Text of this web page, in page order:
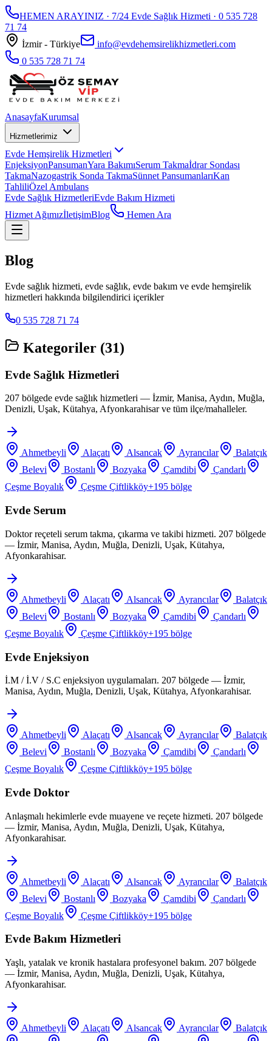
HEMEN ARAYINIZ · 7/24 Evde Sağlık Hizmeti · 0 535 728
71 74
İzmir - Türkiye
info@evdehemsirelikhizmetleri.com
0 535 728 71 74
AnasayfaKurumsal
Hizmetlerimiz
Evde Hemşirelik Hizmetleri
EnjeksiyonPansumanYara BakımıSerum Takmaİdrar Sondası
TakmaNazogastrik Sonda TakmaSünnet PansumanlarıKan
TahliliÖzel Ambulans
Evde Sağlık HizmetleriEvde Bakım Hizmeti
Hizmet AğımızİletişimBlog Hemen Ara
Blog
Evde sağlık hizmeti, evde sağlık, evde bakım ve evde hemşirelik
hizmetleri hakkında bilgilendirici içerikler
0 535 728 71 74
Kategoriler (31)
Evde Sağlık Hizmetleri
207 bölgede evde sağlık hizmetleri — İzmir, Manisa, Aydın, Muğla,
Denizli, Uşak, Kütahya, Afyonkarahisar ve tüm ilçe/mahalleler.
Ahmetbeyli Alaçatı Alsancak Ayrancılar
Balatçık
Belevi
Bostanlı Bozyaka Çamdibi
Çandarlı
Çeşme Boyalık
Çeşme Çiftlikköy+195 bölge
Evde Serum
Doktor reçeteli serum takma, çıkarma ve takibi hizmeti. 207 bölgede
— İzmir, Manisa, Aydın, Muğla, Denizli, Uşak, Kütahya,
Afyonkarahisar.
Ahmetbeyli Alaçatı Alsancak Ayrancılar
Balatçık
Belevi
Bostanlı Bozyaka Çamdibi
Çandarlı
Çeşme Boyalık
Çeşme Çiftlikköy+195 bölge
Evde Enjeksiyon
İ.M / İ.V / S.C enjeksiyon uygulamaları. 207 bölgede — İzmir,
Manisa, Aydın, Muğla, Denizli, Uşak, Kütahya, Afyonkarahisar.
Ahmetbeyli Alaçatı Alsancak Ayrancılar
Balatçık
Belevi
Bostanlı Bozyaka Çamdibi
Çandarlı
Çeşme Boyalık
Çeşme Çiftlikköy+195 bölge
Evde Doktor
Anlaşmalı hekimlerle evde muayene ve reçete hizmeti. 207 bölgede
— İzmir, Manisa, Aydın, Muğla, Denizli, Uşak, Kütahya,
Afyonkarahisar.
Ahmetbeyli Alaçatı Alsancak Ayrancılar
Balatçık
Belevi
Bostanlı Bozyaka Çamdibi
Çandarlı
Çeşme Boyalık
Çeşme Çiftlikköy+195 bölge
Evde Bakım Hizmetleri
Yaşlı, yatalak ve kronik hastalara profesyonel bakım. 207 bölgede
— İzmir, Manisa, Aydın, Muğla, Denizli, Uşak, Kütahya,
Afyonkarahisar.
Ahmetbeyli Alaçatı Alsancak Ayrancılar
Balatçık